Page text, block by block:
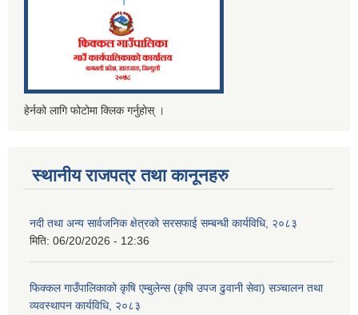
हेर्नको लागि फोटोमा क्लिक गर्नुहोस् ।
स्थानीय राजपत्र तथा कानूनहरु
नदी तथा अन्य सार्वजनिक क्षेत्रको सरसफाई सम्बन्धी कार्यविधि, २०८३
मिति: 06/20/2026 - 12:36
फिक्कल गाउँपालिकाको कृषि एम्बुलेन्स (कृषि उपज ढुवानी सेवा) सञ्चालन तथा
व्यवस्थापन कार्यविधि, २०८३